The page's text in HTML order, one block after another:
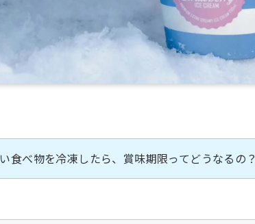
食べ物を冷凍したら、賞味期限ってどうなるの？